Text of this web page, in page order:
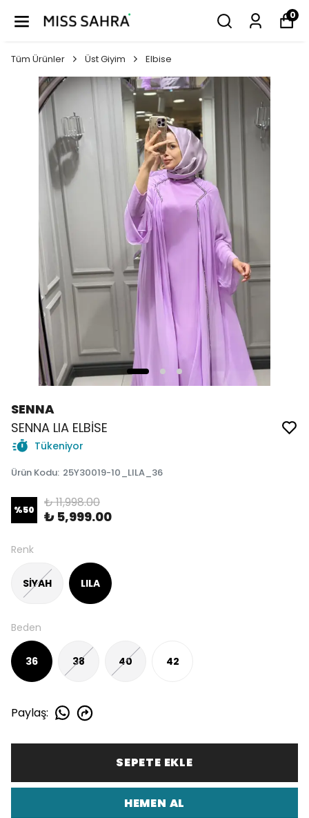
0
Tüm Ürünler Üst Giyim Elbise
SENNA
SENNA LIA ELBİSE
Tükeniyor
Ürün Kodu: 25Y30019-10_LILA_36
%50 ₺ 11,998.00
₺ 5,999.00
Renk
SİYAH LILA
Beden
36 38 40 42
Paylaş:
SEPETE EKLE
HEMEN AL